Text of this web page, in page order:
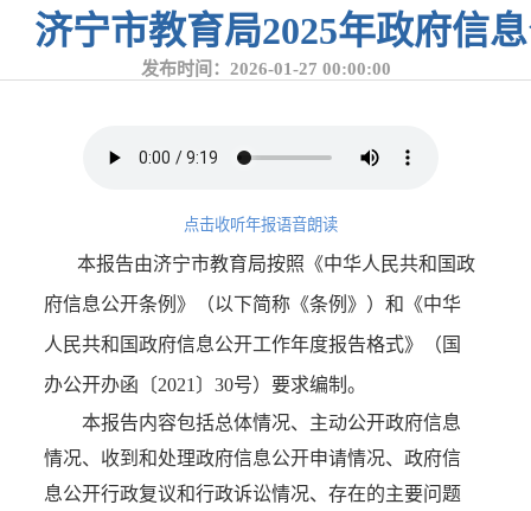
济宁市教育局2025年政府信
发布时间：2026-01-27 00:00:00
点击收听年报语音朗读
本报告由济宁市教育局按照《中华人民共和国政
府信息公开条例》（以下简称《条例》）和《中华
人民共和国政府信息公开工作年度报告格式》（国
办公开办函〔2021〕30号）要求编制。
本报告内容包括总体情况、主动公开政府信息
情况、收到和处理政府信息公开申请情况、政府信
息公开行政复议和行政诉讼情况、存在的主要问题